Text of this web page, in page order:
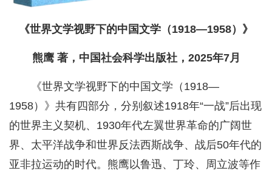
《世界文学视野下的中国文学（1918—1958）》
熊鹰 著，中国社会科学出版社，2025年7月
《世界文学视野下的中国文学（1918—
1958）》共有四部分，分别叙述1918年“一战”后出现
的世界主义契机、1930年代左翼世界革命的广阔世
界、太平洋战争和世界反法西斯战争、战后50年代的
亚非拉运动的时代。熊鹰以鲁迅、丁玲、周立波等作